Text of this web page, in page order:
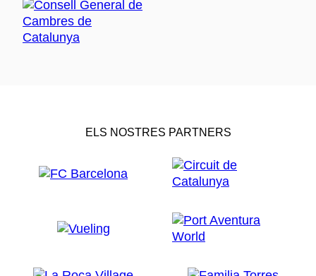
ELS NOSTRES PARTNERS